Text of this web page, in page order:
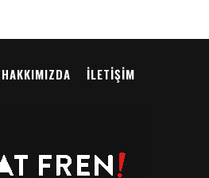
HAKKIMIZDA İLETIŞIM